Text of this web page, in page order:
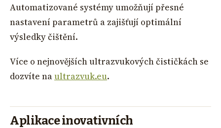
Automatizované systémy umožňují přesné
nastavení parametrů a zajišťují optimální
výsledky čištění.
Více o nejnovějších ultrazvukových čističkách se
dozvíte naultrazvuk.eu.
Aplikace inovativních